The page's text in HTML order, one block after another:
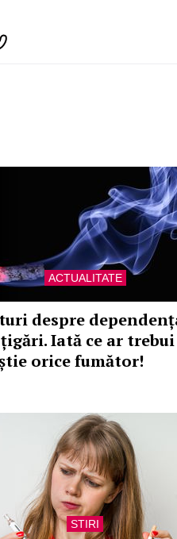
ACTUALITATE
despre
Iată ce ar trebui
orice fumător!
STIRI
pe măsură ce